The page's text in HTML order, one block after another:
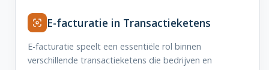
E-facturatie in Transactieketens
E-facturatie speelt een essentiële rol binnen
verschillende transactieketens die bedrijven en